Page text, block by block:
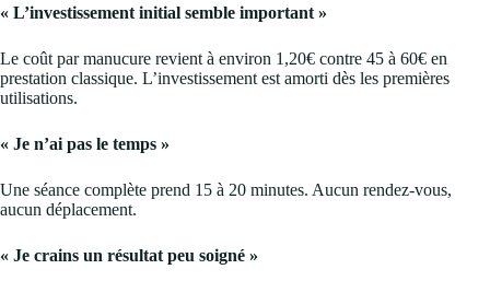
« L’investissement initial semble important »
Le coût par manucure revient à environ 1,20€ contre 45 à 60€ en
prestation classique. L’investissement est amorti dès les premières
utilisations.
« Je n’ai pas le temps »
Une séance complète prend 15 à 20 minutes. Aucun rendez-vous,
aucun déplacement.
« Je crains un résultat peu soigné »